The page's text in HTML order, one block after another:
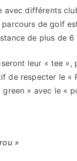
avec différents
de golf
de plus de 6
leur « tee
de respecter le «
» avec le «
»